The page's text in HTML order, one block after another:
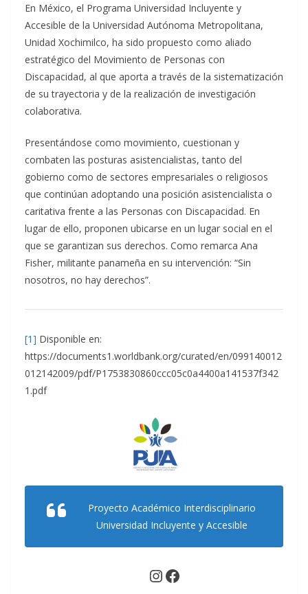
En México, el Programa Universidad Incluyente y
Accesible de la Universidad Autónoma Metropolitana,
Unidad Xochimilco, ha sido propuesto como aliado
estratégico del Movimiento de Personas con
Discapacidad, al que aporta a través de la sistematización
de su trayectoria y de la realización de investigación
colaborativa.
Presentándose como movimiento, cuestionan y
combaten las posturas asistencialistas, tanto del
gobierno como de sectores empresariales o religiosos
que continúan adoptando una posición asistencialista o
caritativa frente a las Personas con Discapacidad. En
lugar de ello, proponen ubicarse en un lugar social en el
que se garantizan sus derechos. Como remarca Ana
Fisher, militante panameña en su intervención: “Sin
nosotros, no hay derechos”.
[1] Disponible en:
https://documents1.worldbank.org/curated/en/099140012
012142009/pdf/P1753830860ccc05c0a4400a141537f342
1.pdf
Proyecto Académico Interdisciplinario
Universidad Incluyente y Accesible
Instagram
Facebook